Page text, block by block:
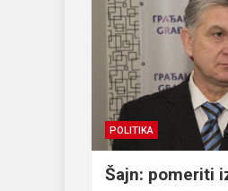
POLITIKA
Šajn: pomeriti